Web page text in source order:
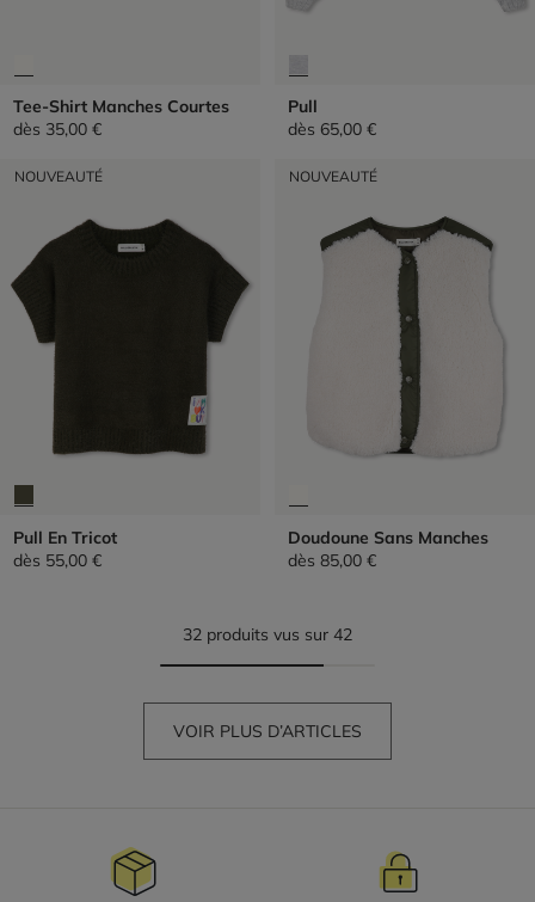
Tee-Shirt Manches Courtes
dès 35,00 €
Pull
dès 65,00 €
NOUVEAUTÉ
Pull En Tricot
dès 55,00 €
NOUVEAUTÉ
Doudoune Sans Manches
dès 85,00 €
32 produits vus sur 42
VOIR PLUS D’ARTICLES